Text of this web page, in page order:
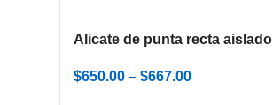
Alicate de punta recta aislado
$650.00 – $667.00